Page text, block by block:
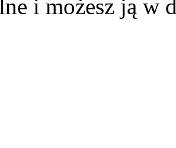
i możesz ją w